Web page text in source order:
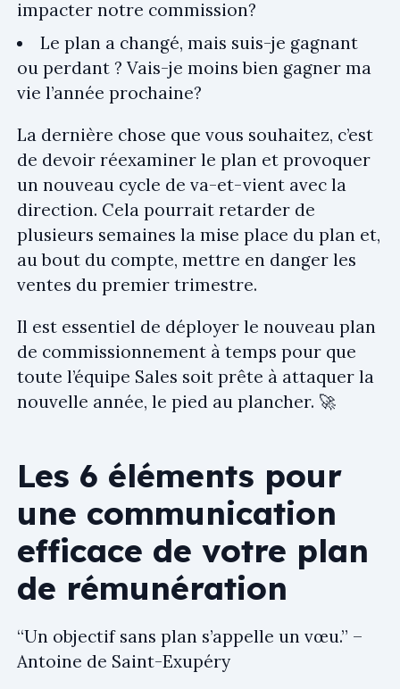
impacter notre commission?
Le plan a changé, mais suis-je gagnant
ou perdant ? Vais-je moins bien gagner ma
vie l’année prochaine?
La dernière chose que vous souhaitez, c’est
de devoir réexaminer le plan et provoquer
un nouveau cycle de va-et-vient avec la
direction. Cela pourrait retarder de
plusieurs semaines la mise place du plan et,
au bout du compte, mettre en danger les
ventes du premier trimestre.
Il est essentiel de déployer le nouveau plan
de commissionnement à temps pour que
toute l’équipe Sales soit prête à attaquer la
nouvelle année, le pied au plancher. 🚀
Les 6 éléments pour
une communication
efficace de votre plan
de rémunération
“Un objectif sans plan s’appelle un vœu.” –
Antoine de Saint-Exupéry